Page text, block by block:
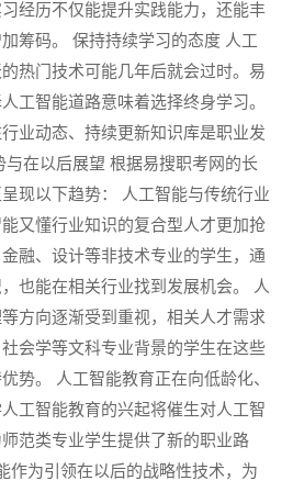
经历不仅能提升实践能力，还能丰
筹码。 保持持续学习的态度 人工
热门技术可能几年后就会过时。易
工智能道路意味着选择终身学习。
业动态、持续更新知识库是职业发
与在以后展望 根据易搜职考网的长
现以下趋势： 人工智能与传统行业
又懂行业知识的复合型人才更加抢
融、设计等非技术专业的学生，通
也能在相关行业找到发展机会。 人
方向逐渐受到重视，相关人才需求
会学等文科专业背景的学生在这些
势。 人工智能教育正在向低龄化、
工智能教育的兴起将催生对人工智
范类专业学生提供了新的职业路
作为引领在以后的战略性技术，为